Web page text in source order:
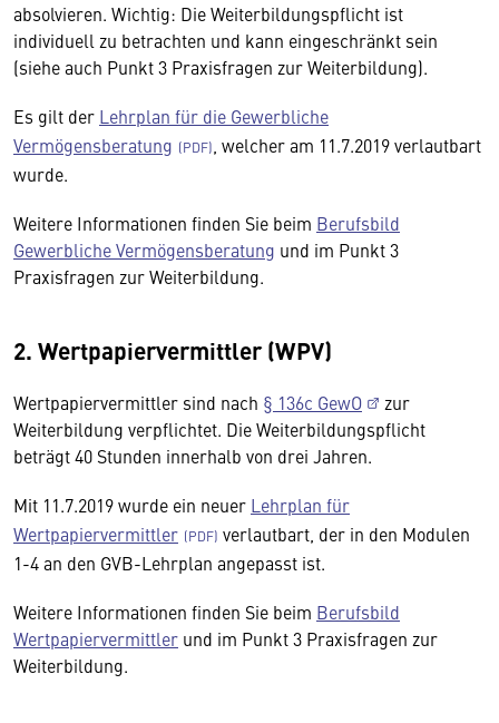
absolvieren. Wichtig: Die Weiterbildungspflicht ist
individuell zu betrachten und kann eingeschränkt sein
(siehe auch Punkt 3 Praxisfragen zur Weiterbildung).
Es gilt der Lehrplan für die Gewerbliche
Vermögensberatung
, welcher am 11.7.2019 verlautbart
wurde.
Weitere Informationen finden Sie beim Berufsbild
Gewerbliche Vermögensberatung und im Punkt 3
Praxisfragen zur Weiterbildung.
2. Wertpapiervermittler (WPV)
Wertpapiervermittler sind nach § 136c GewO
zur
Weiterbildung verpflichtet. Die Weiterbildungspflicht
beträgt 40 Stunden innerhalb von drei Jahren.
Mit 11.7.2019 wurde ein neuer Lehrplan für
Wertpapiervermittler
verlautbart, der in den Modulen
1-4 an den GVB-Lehrplan angepasst ist.
Weitere Informationen finden Sie beim Berufsbild
Wertpapiervermittler und im Punkt 3 Praxisfragen zur
Weiterbildung.